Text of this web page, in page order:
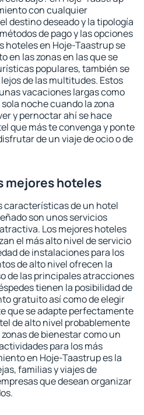
con cualquier
destino deseado y la tipología
de pago y las opciones
hoteles en Hoje-Taastrup se
en las zonas en las que se
populares, también se
de las multitudes. Estos
vacaciones largas como
noche cuando la zona
y pernoctar ahí se hace
que más te convenga y ponte
de un viaje de ocio o de
mejores hoteles
características de un hotel
son unos servicios
Los mejores hoteles
el más alto nivel de servicio
de instalaciones para los
de alto nivel ofrecen la
de las principales atracciones
tienen la posibilidad de
gratuito así como de elegir
que se adapte perfectamente
de alto nivel probablemente
de bienestar como un
para los más
en Hoje-Taastrup es la
familias y viajes de
que desean organizar